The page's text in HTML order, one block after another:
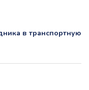
в транспортную